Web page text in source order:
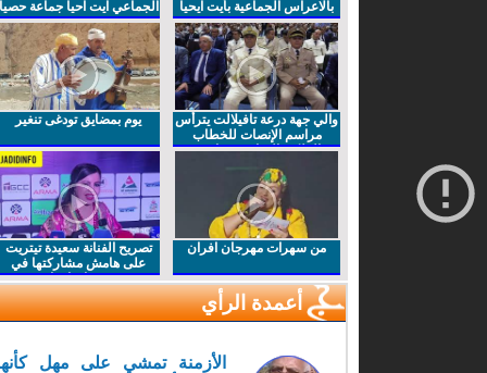
بالاعراس الجماعية بأيت ايحيا
الجماعي ايت احيا جماعة حصيا
والي جهة درعة تافيلالت يترأس
مراسم الإنصات للخطاب
الملكي السامي بمناسبة
يوم بمضايق تودغى تنغير
من سهرات مهرجان افران
تصريح الفنانة سعيدة تيتريت
على هامش مشاركتها في
مهرجان افران
أعمدة الرأي
الأزمنة تمشي على مهل كأنها